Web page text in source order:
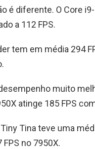
é diferente. O Core
a 112 FPS.
tem em média 294
muito
atinge 185 FPS
Tina teve uma
no 7950X.